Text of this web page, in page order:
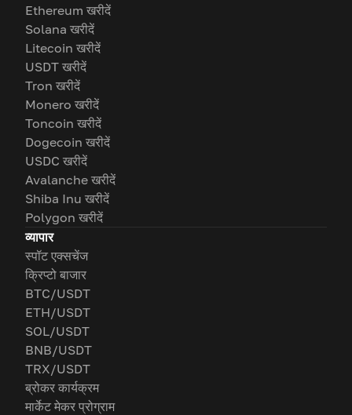
Ethereum खरीदें
Solana खरीदें
Litecoin खरीदें
USDT खरीदें
Tron खरीदें
Monero खरीदें
Toncoin खरीदें
Dogecoin खरीदें
USDC खरीदें
Avalanche खरीदें
Shiba Inu खरीदें
Polygon खरीदें
व्यापार
स्पॉट एक्सचेंज
क्रिप्टो बाजार
BTC/USDT
ETH/USDT
SOL/USDT
BNB/USDT
TRX/USDT
ब्रोकर कार्यक्रम
मार्केट मेकर प्रोग्राम